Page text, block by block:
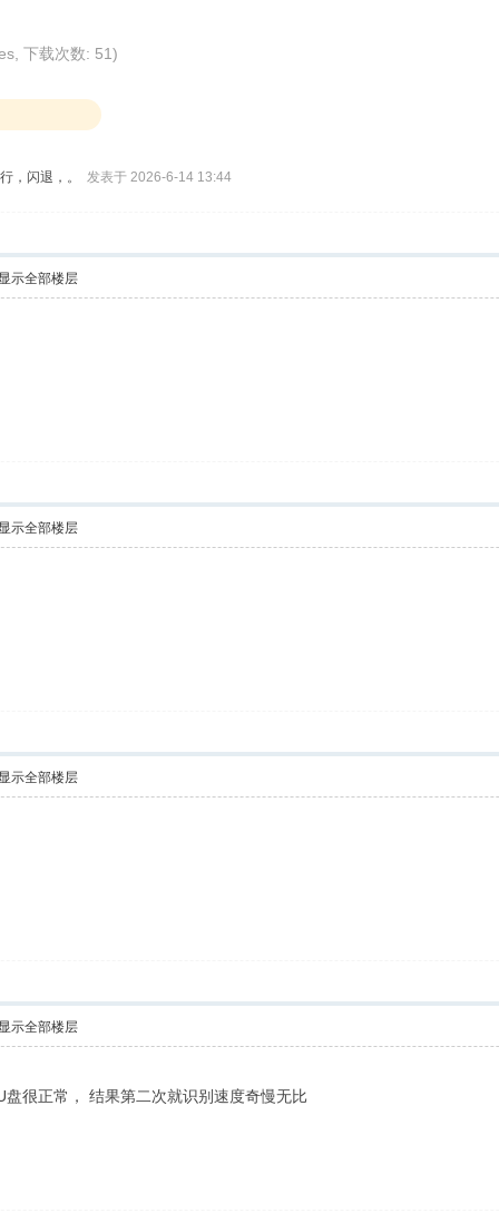
下载次数: 51)
，闪退，。 发表于 2026-6-14 13:44
示全部楼层
示全部楼层
示全部楼层
示全部楼层
很正常， 结果第二次就识别速度奇慢无比